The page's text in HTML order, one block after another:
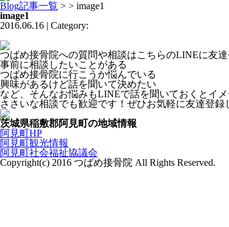
Blog記事一覧 > > image1
image1
2016.06.16 | Category:
つばめ接骨院への質問や相談はこちらのLINEに友
事前に相談したいことがある
つばめ接骨院に行こうか悩んでいる
興味があるけど話を聞いて決めたい
など、そんなお悩みもLINEで話を聞いておくとイメ
ささいな相談でも歓迎です！ぜひお気軽に友達登録
茨城県稲敷郡阿見町の地域情報
阿見町HP
阿見町観光情報
阿見町社会福祉協議会
Copyright(c) 2016 つばめ接骨院 All Rights Reserved.